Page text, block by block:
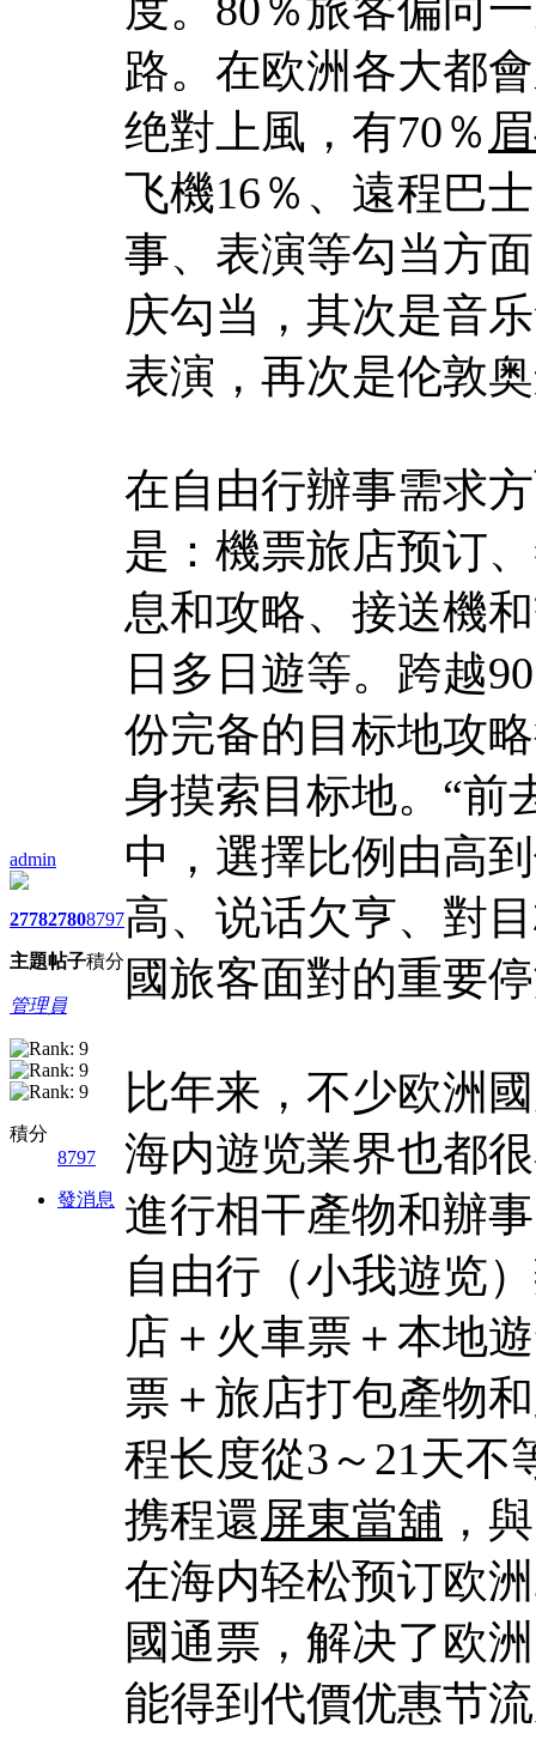
admin
2778
主題
2780
帖子
8797
積分
管理員
積分
8797
發消息
路。在欧洲各大都
绝對上風，有70％
飞機16％、遠程巴
事、表演等勾当方
庆勾当，其次是音
表演，再次是伦敦
在自由行辦事需求
是：機票旅店预订
息和攻略、接送機
日多日遊等。跨越
份完备的目标地攻
身摸索目标地。“前
中，選擇比例由高
高、说话欠亨、對
國旅客面對的重要
比年来，不少欧洲
海内遊览業界也都
進行相干產物和辦
自由行（小我遊览
店＋火車票＋本地
票＋旅店打包產物
程长度從3～21天不
携程還 屏東當舖 ，
在海内轻松预订欧
國通票，解决了欧
能得到代價优惠节